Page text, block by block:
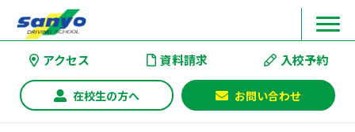
アクセス 資料請求 入校予約
在校生の方へ お問い合わせ